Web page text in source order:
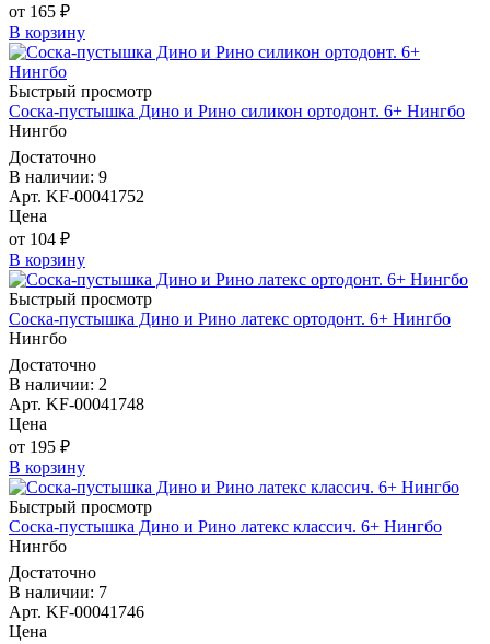
от 165 ₽
В корзину
Быстрый просмотр
Соска-пустышка Дино и Рино силикон ортодонт. 6+ Нингбо
Нингбо
Достаточно
В наличии: 9
Арт. KF-00041752
Цена
от 104 ₽
В корзину
Быстрый просмотр
Соска-пустышка Дино и Рино латекс ортодонт. 6+ Нингбо
Нингбо
Достаточно
В наличии: 2
Арт. KF-00041748
Цена
от 195 ₽
В корзину
Быстрый просмотр
Соска-пустышка Дино и Рино латекс классич. 6+ Нингбо
Нингбо
Достаточно
В наличии: 7
Арт. KF-00041746
Цена